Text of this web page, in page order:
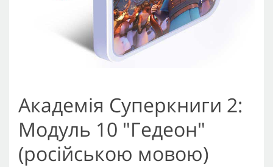
Академія Суперкниги 2:
Модуль 10 "Гедеон"
(російською мовою)